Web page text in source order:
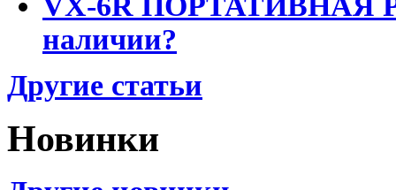
наличии?
Другие статьи
Новинки